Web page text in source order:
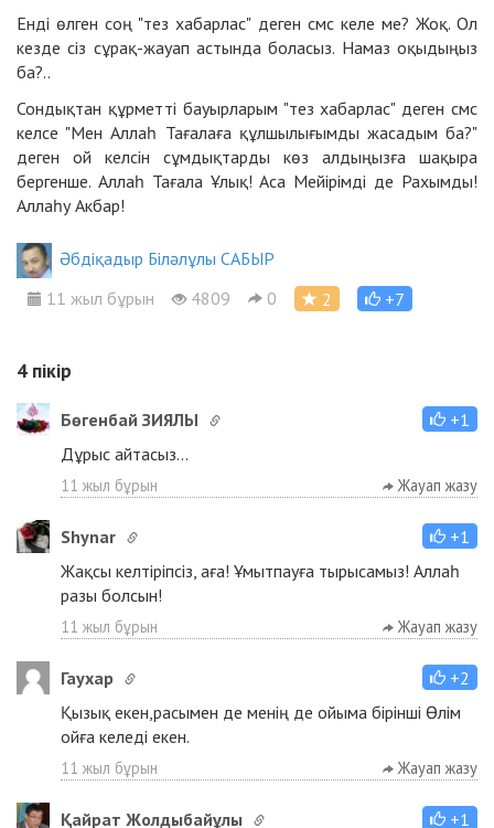
Енді өлген соң "тез хабарлас" деген смс келе ме? Жоқ. Ол
кезде сіз сұрақ-жауап астында боласыз. Намаз оқыдыңыз
ба?..
Сондықтан құрметті бауырларым "тез хабарлас" деген смс
келсе "Мен Аллаһ Тағалаға құлшылығымды жасадым ба?"
деген ой келсін сұмдықтарды көз алдыңызға шақыра
бергенше. Аллаһ Тағала Ұлық! Аса Мейірімді де Рахымды!
Аллаһу Акбар!
Әбдіқадыр Біләлұлы САБЫР
11 жыл бұрын
4809 0 2 +7
4 пікір
Бөгенбай ЗИЯЛЫ
+1
Дұрыс айтасыз...
11 жыл бұрын Жауап жазу
Shynar
+1
Жақсы келтіріпсіз, аға! Ұмытпауға тырысамыз! Аллаһ
разы болсын!
11 жыл бұрын Жауап жазу
Гаухар
+2
Қызық екен,расымен де менің де ойыма бірінші Өлім
ойға келеді екен.
11 жыл бұрын Жауап жазу
Қайрат Жолдыбайұлы
+1